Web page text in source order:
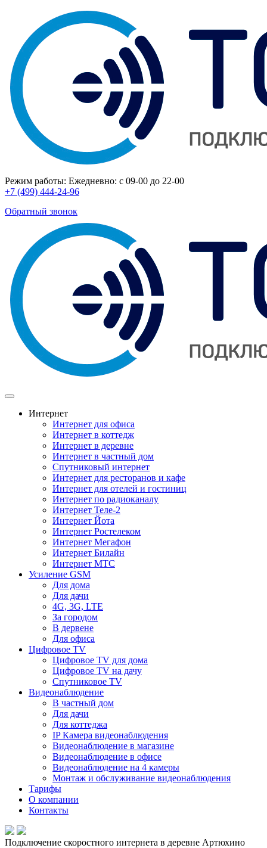
Режим работы: Ежедневно: с 09-00 до 22-00
+7 (499) 444-24-96
Обратный звонок
Интернет
Интернет для офиса
Интернет в коттедж
Интернет в деревне
Интернет в частный дом
Спутниковый интернет
Интернет для ресторанов и кафе
Интернет для отелей и гостиниц
Интернет по радиоканалу
Интернет Теле-2
Интернет Йота
Интернет Ростелеком
Интернет Мегафон
Интернет Билайн
Интернет МТС
Усиление GSM
Для дома
Для дачи
4G, 3G, LTE
За городом
В дервене
Для офиса
Цифровое TV
Цифровое TV для дома
Цифровое TV на дачу
Спутниковое TV
Видеонаблюдение
В частный дом
Для дачи
Для коттеджа
IP Камера видеонаблюдения
Видеонаблюдение в магазине
Видеонаблюдение в офисе
Видеонаблюдение на 4 камеры
Монтаж и обслуживание видеонаблюдения
Тарифы
О компании
Контакты
Подключение скоростного интернета в деревне Артюхино